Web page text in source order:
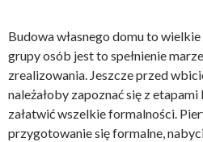
Budowa własnego domu to
grupy osób jest to spełnienie
zrealizowania. Jeszcze przed
należałoby zapoznać się z
załatwić wszelkie formalności.
przygotowanie się formalne,